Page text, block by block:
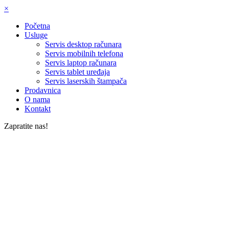
×
Početna
Usluge
Servis desktop računara
Servis mobilnih telefona
Servis laptop računara
Servis tablet uređaja
Servis laserskih štampača
Prodavnica
O nama
Kontakt
Zapratite nas!